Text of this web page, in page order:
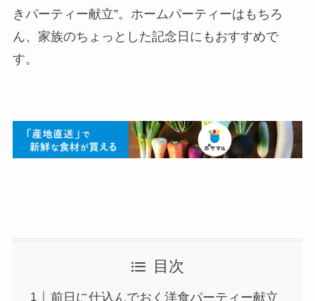
きパーティー献立”。ホームパーティーはもちろ
ん、家族のちょっとした記念日にもおすすめで
す。
目次
前日に仕込んでおく洋食パーティー献立